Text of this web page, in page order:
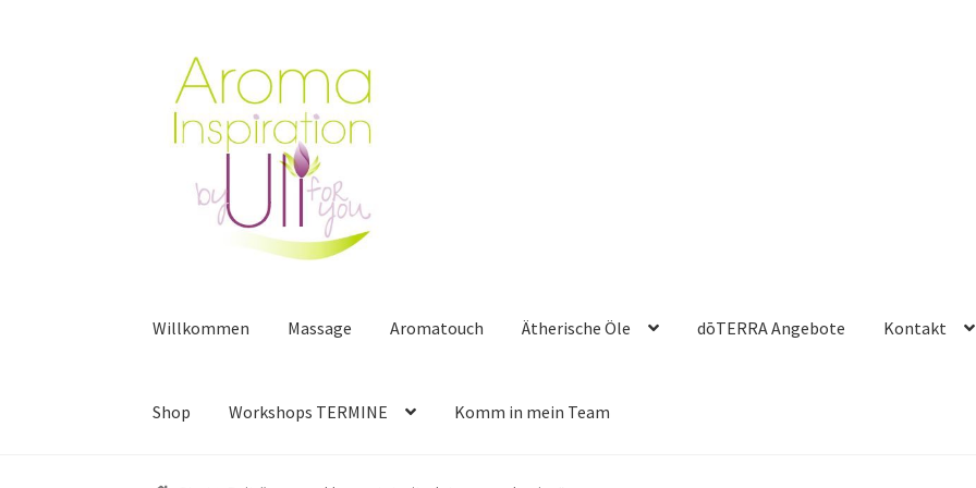
Navigation
springen
Inhalt
springen
Willkommen Massage Aromatouch Ätherische Öle dōTERRA Angebote Kontakt
Shop Workshops TERMINE Komm in mein Team
Start Anmeldung Webinar / Workshop Aroma Workshop & Produkte testen